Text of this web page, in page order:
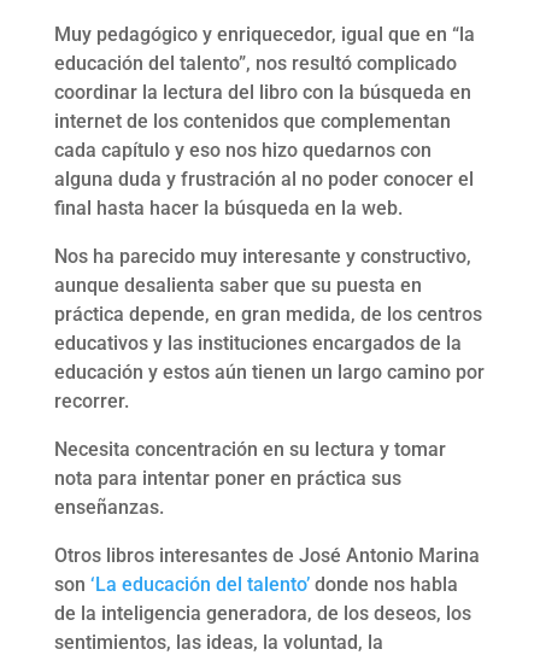
Muy pedagógico y enriquecedor, igual que en “la
educación del talento”, nos resultó complicado
coordinar la lectura del libro con la búsqueda en
internet de los contenidos que complementan
cada capítulo y eso nos hizo quedarnos con
alguna duda y frustración al no poder conocer el
final hasta hacer la búsqueda en la web.
Nos ha parecido muy interesante y constructivo,
aunque desalienta saber que su puesta en
práctica depende, en gran medida, de los centros
educativos y las instituciones encargados de la
educación y estos aún tienen un largo camino por
recorrer.
Necesita concentración en su lectura y tomar
nota para intentar poner en práctica sus
enseñanzas.
Otros libros interesantes de José Antonio Marina
son ‘La educación del talento’donde nos habla
de la inteligencia generadora, de los deseos, los
sentimientos, las ideas, la voluntad, la